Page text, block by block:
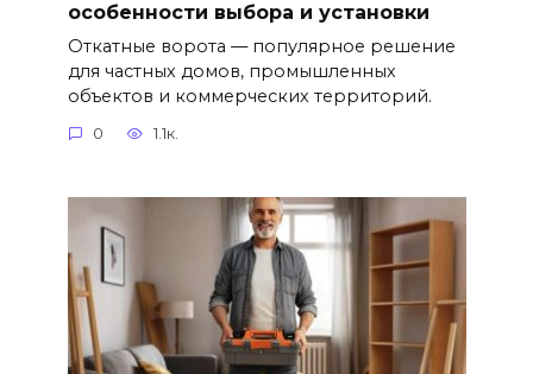
особенности выбора и установки
Откатные ворота — популярное решение
для частных домов, промышленных
объектов и коммерческих территорий.
0 1.1к.